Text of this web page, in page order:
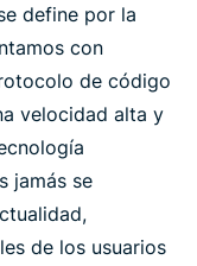
define por la
con
de código
velocidad alta y
jamás se
de los usuarios